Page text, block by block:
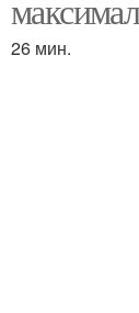
26 мин.